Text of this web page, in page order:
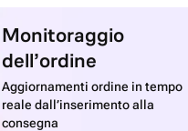
Monitoraggio
dell’ordine
Aggiornamenti ordine in tempo
reale dall’inserimento alla
consegna